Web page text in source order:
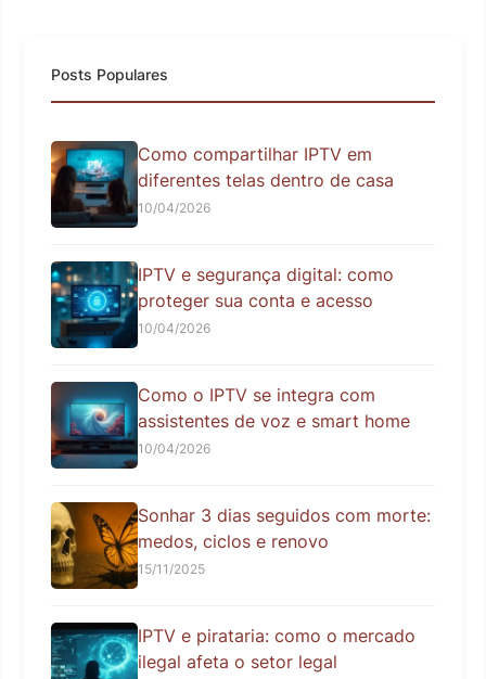
Posts Populares
Como compartilhar IPTV em
diferentes telas dentro de casa
10/04/2026
IPTV e segurança digital: como
proteger sua conta e acesso
10/04/2026
Como o IPTV se integra com
assistentes de voz e smart home
10/04/2026
Sonhar 3 dias seguidos com morte:
medos, ciclos e renovo
15/11/2025
IPTV e pirataria: como o mercado
ilegal afeta o setor legal